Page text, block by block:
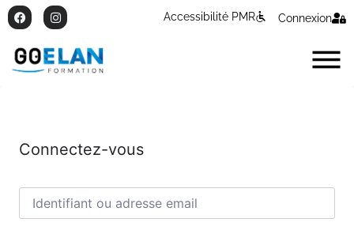
Accessibilité PMR Connexion
Connectez-vous